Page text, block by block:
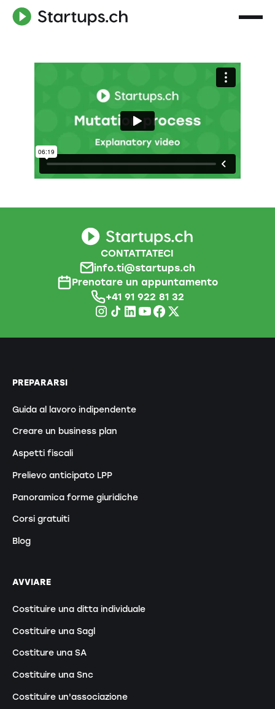
CONTATTATECI
info.ti@startups.ch
Prenotare un appuntamento
+41 91 922 81 32
PREPARARSI
Guida al lavoro indipendente
Creare un business plan
Aspetti fiscali
Prelievo anticipato LPP
Panoramica forme giuridiche
Corsi gratuiti
Blog
AVVIARE
Costituire una ditta individuale
Costituire una Sagl
Costiture una SA
Costituire una Snc
Costituire un'associazione